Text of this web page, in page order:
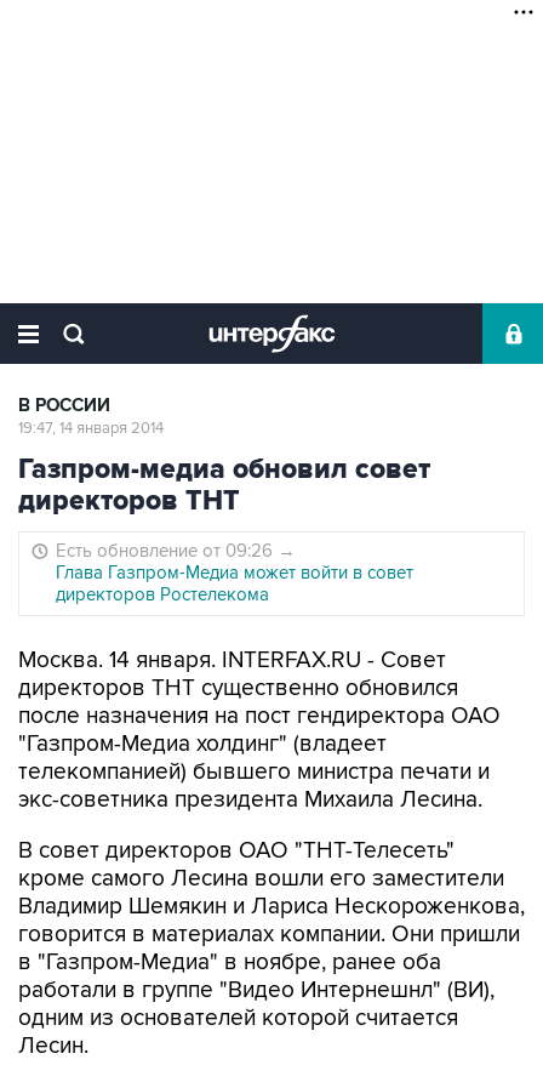
В РОССИИ
19:47, 14 января 2014
Газпром-медиа обновил совет
директоров ТНТ
Есть обновление от 09:26 →
Глава Газпром-Медиа может войти в совет
директоров Ростелекома
Москва. 14 января. INTERFAX.RU - Совет
директоров ТНТ существенно обновился
после назначения на пост гендиректора ОАО
"Газпром-Медиа холдинг" (владеет
телекомпанией) бывшего министра печати и
экс-советника президента Михаила Лесина.
В совет директоров ОАО "ТНТ-Телесеть"
кроме самого Лесина вошли его заместители
Владимир Шемякин и Лариса Нескороженкова,
говорится в материалах компании. Они пришли
в "Газпром-Медиа" в ноябре, ранее оба
работали в группе "Видео Интернешнл" (ВИ),
одним из основателей которой считается
Лесин.